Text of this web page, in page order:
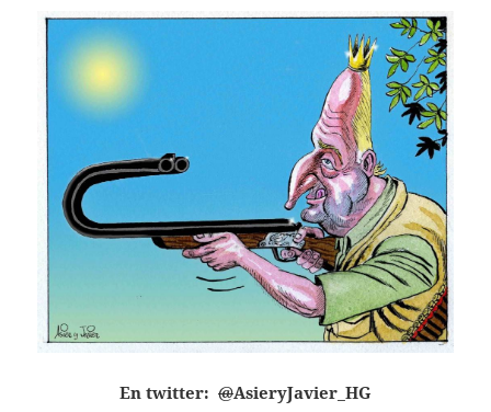
En twitter: @AsieryJavier_HG